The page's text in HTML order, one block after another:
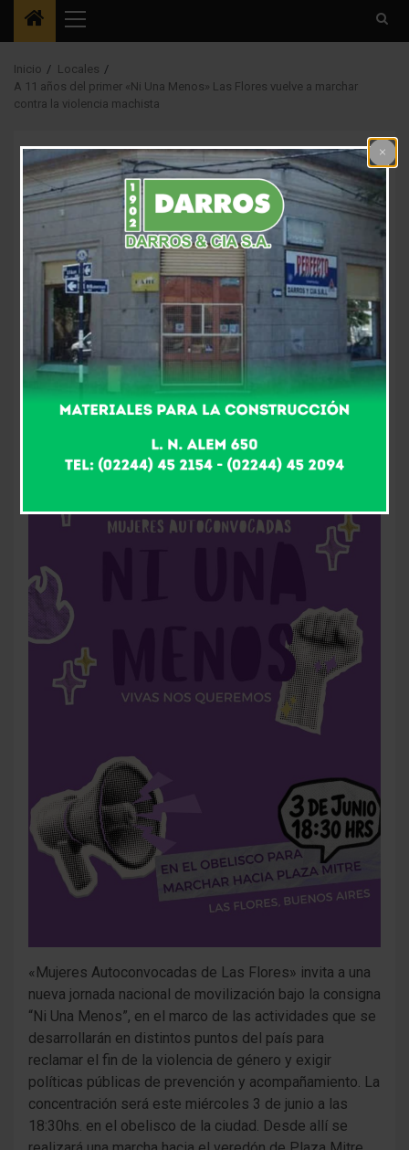
Menú
principal
Inicio
Locales
A 11 años del primer «Ni Una Menos» Las Flores vuelve a marchar
contra la violencia machista
Locales
A 11 años del primer
«Ni Una Menos» Las
Flores vuelve a
marchar contra la
violencia machista
2 meses atrás Fm Alpha
«Mujeres Autoconvocadas de Las Flores» invita a una
nueva jornada nacional de movilización bajo la consigna
“Ni Una Menos”, en el marco de las actividades que se
desarrollarán en distintos puntos del país para
reclamar el fin de la violencia de género y exigir
políticas públicas de prevención y acompañamiento. La
concentración será este miércoles 3 de junio a las
18:30hs. en el obelisco de la ciudad. Desde allí se